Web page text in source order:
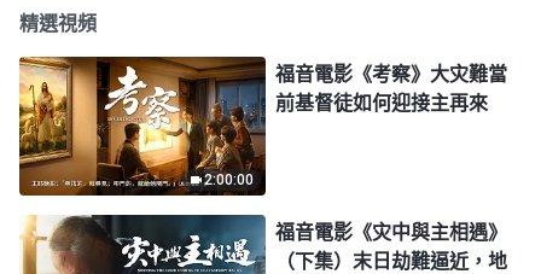
精選視頻
2:00:00
福音電影《考察》大灾難當
前基督徒如何迎接主再來
福音電影《灾中與主相遇》
（下集）末日劫難逼近，地